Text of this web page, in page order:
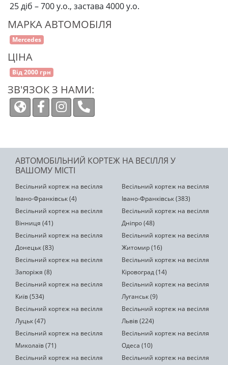
25 діб – 700 у.о., застава 4000 у.о.
МАРКА АВТОМОБІЛЯ
Mercedes
ЦІНА
Від 2000 грн
ЗВ'ЯЗОК З НАМИ:
АВТОМОБІЛЬНИЙ КОРТЕЖ НА ВЕСІЛЛЯ У
ВАШОМУ МІСТІ
Весільний кортеж на весілля
Івано-Франківськ (4)
Весільний кортеж на весілля
Івано-Франківськ (383)
Весільний кортеж на весілля
Вінниця (41)
Весільний кортеж на весілля
Дніпро (48)
Весільний кортеж на весілля
Донецьк (83)
Весільний кортеж на весілля
Житомир (16)
Весільний кортеж на весілля
Запоріжя (8)
Весільний кортеж на весілля
Кіровоград (14)
Весільний кортеж на весілля
Київ (534)
Весільний кортеж на весілля
Луганськ (9)
Весільний кортеж на весілля
Луцьк (47)
Весільний кортеж на весілля
Львів (224)
Весільний кортеж на весілля
Миколаїв (71)
Весільний кортеж на весілля
Одеса (10)
Весільний кортеж на весілля
Весільний кортеж на весілля